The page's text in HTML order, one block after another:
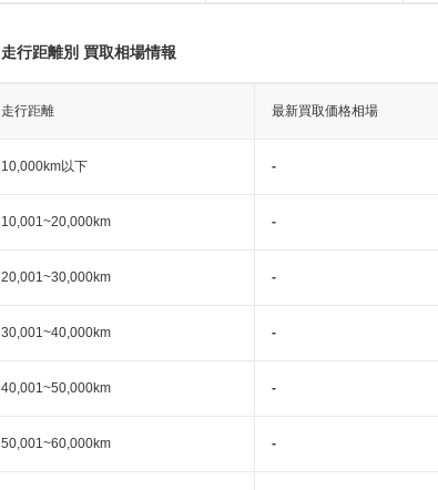
走行距離別 買取相場情報
走行距離 最新買取価格相場
10,000km以下 -
10,001~20,000km -
20,001~30,000km -
30,001~40,000km -
40,001~50,000km -
50,001~60,000km -